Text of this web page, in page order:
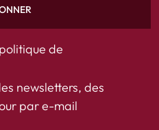
politique de
newsletters, des
par e-mail